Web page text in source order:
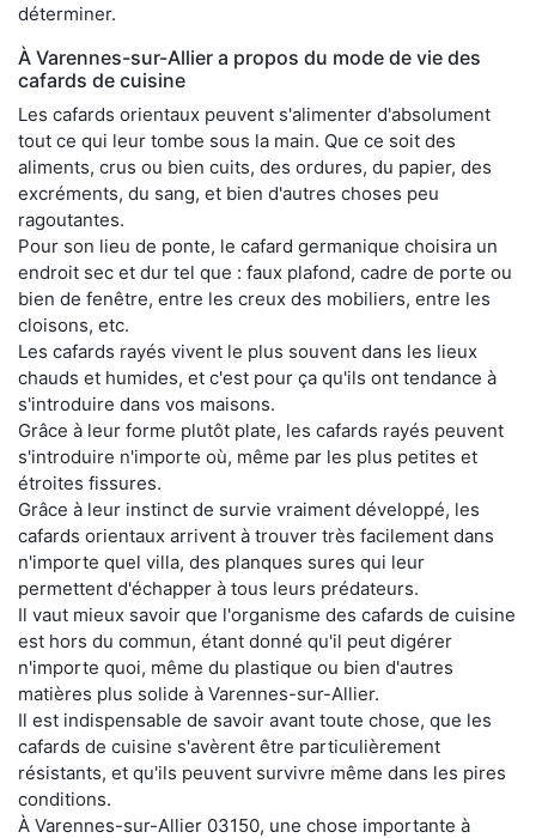
déterminer.
À Varennes-sur-Allier a propos du mode de vie des
cafards de cuisine
Les cafards orientaux peuvent s'alimenter d'absolument
tout ce qui leur tombe sous la main. Que ce soit des
aliments, crus ou bien cuits, des ordures, du papier, des
excréments, du sang, et bien d'autres choses peu
ragoutantes.
Pour son lieu de ponte, le cafard germanique choisira un
endroit sec et dur tel que : faux plafond, cadre de porte ou
bien de fenêtre, entre les creux des mobiliers, entre les
cloisons, etc.
Les cafards rayés vivent le plus souvent dans les lieux
chauds et humides, et c'est pour ça qu'ils ont tendance à
s'introduire dans vos maisons.
Grâce à leur forme plutôt plate, les cafards rayés peuvent
s'introduire n'importe où, même par les plus petites et
étroites fissures.
Grâce à leur instinct de survie vraiment développé, les
cafards orientaux arrivent à trouver très facilement dans
n'importe quel villa, des planques sures qui leur
permettent d'échapper à tous leurs prédateurs.
Il vaut mieux savoir que l'organisme des cafards de cuisine
est hors du commun, étant donné qu'il peut digérer
n'importe quoi, même du plastique ou bien d'autres
matières plus solide à Varennes-sur-Allier.
Il est indispensable de savoir avant toute chose, que les
cafards de cuisine s'avèrent être particulièrement
résistants, et qu'ils peuvent survivre même dans les pires
conditions.
À Varennes-sur-Allier 03150, une chose importante à